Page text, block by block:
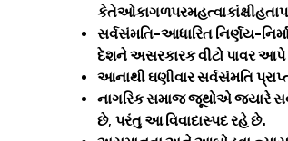
સર્વસંમતિ-આધારિત નિર્ણય-
દેશને અસરકારક વીટો પાવર
આનાથી ઘણીવાર સર્વસંમતિ
નાગરિક સમાજ જૂથોએ જ્યારે
છે, પરંતુ આ વિવાદાસ્પદ રહે છે.